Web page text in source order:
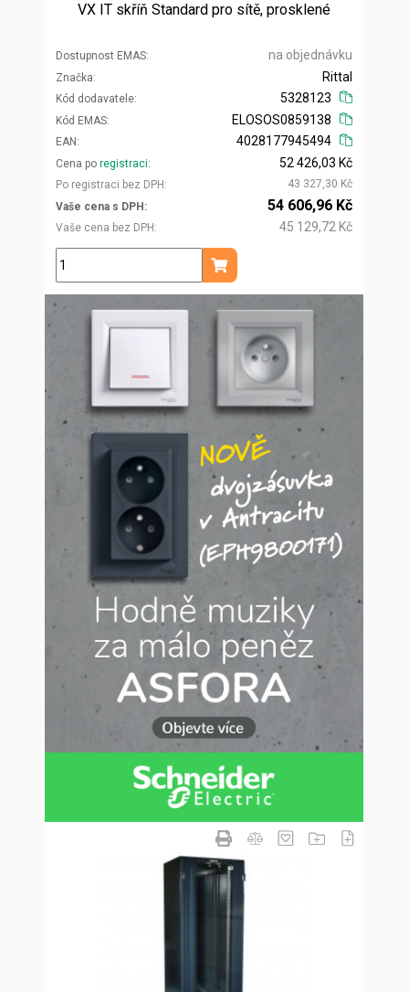
VX IT skříň Standard pro sítě, prosklené
Dostupnost EMAS na objednávku
Značka
Kód dodavatele
Rittal
5328123
Kód EMAS
EAN
ELOSOS0859138
4028177945494
Cena po registraci
Po registraci bez DPH
52 426,03 Kč
43 327,30 Kč
Vaše cena s DPH
Vaše cena bez DPH
54 606,96 Kč
45 129,72 Kč
ks
Přidat do košíku